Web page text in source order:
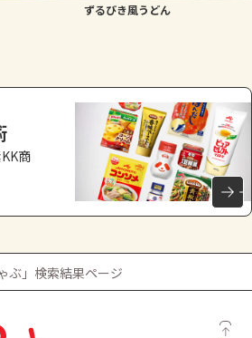
ずるびき風うどん
商
ぶ」検索結果ページ